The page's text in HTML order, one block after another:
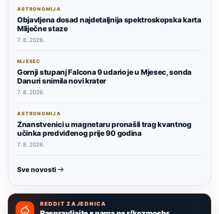
ASTRONOMIJA
Objavljena dosad najdetaljnija spektroskopska karta
Mliječne staze
7. 8. 2026.
MJESEC
Gornji stupanj Falcona 9 udario je u Mjesec, sonda
Danuri snimila novi krater
7. 8. 2026.
ASTRONOMIJA
Znanstvenici u magnetaru pronašli trag kvantnog
učinka predviđenog prije 90 godina
7. 8. 2026.
Sve novosti
REDDIT ZAJEDNICA